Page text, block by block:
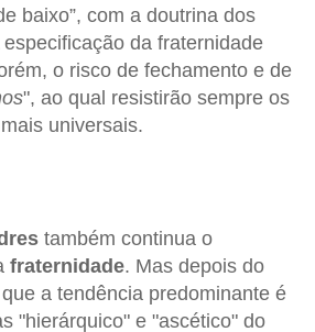
baixo”, com a doutrina dos
especificação da fraternidade
o risco de fechamento e de
", ao qual resistirão sempre os
universais.
também continua o
fraternidade. Mas depois do
a tendência predominante é
"hierárquico" e "ascético" do